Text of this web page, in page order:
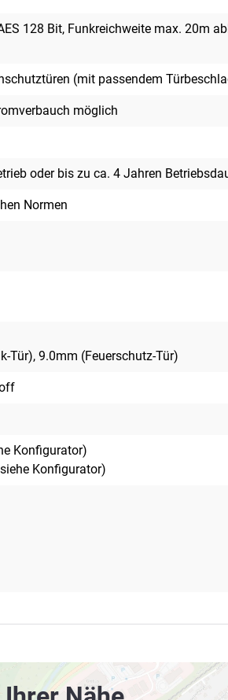
128 Bit, Funkreichweite max. 20m
(mit passendem
möglich
oder bis zu ca. 4 Jahren
Normen
Tür), 9.0mm (Feuerschutz-Tür)
Konfigurator)
Konfigurator)